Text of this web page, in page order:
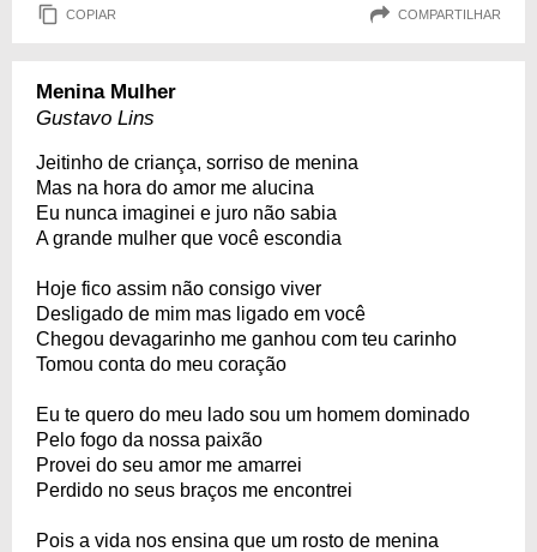
COPIAR COMPARTILHAR
Menina Mulher
Gustavo Lins
Jeitinho de criança, sorriso de menina
Mas na hora do amor me alucina
Eu nunca imaginei e juro não sabia
A grande mulher que você escondia
Hoje fico assim não consigo viver
Desligado de mim mas ligado em você
Chegou devagarinho me ganhou com teu carinho
Tomou conta do meu coração
Eu te quero do meu lado sou um homem dominado
Pelo fogo da nossa paixão
Provei do seu amor me amarrei
Perdido no seus braços me encontrei
Pois a vida nos ensina que um rosto de menina